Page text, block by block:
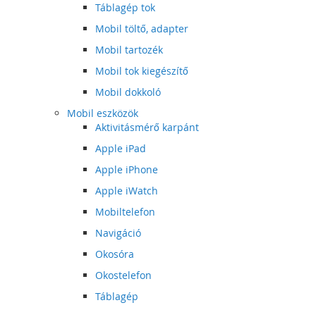
Táblagép tok
Mobil töltő, adapter
Mobil tartozék
Mobil tok kiegészítő
Mobil dokkoló
Mobil eszközök
Aktivitásmérő karpánt
Apple iPad
Apple iPhone
Apple iWatch
Mobiltelefon
Navigáció
Okosóra
Okostelefon
Táblagép